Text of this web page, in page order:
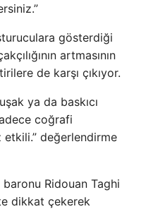
gösterdiği
artmasının
de karşı çıkıyor.
ya da baskıcı
coğrafi
değerlendirme
Ridouan Taghi
dikkat çekerek